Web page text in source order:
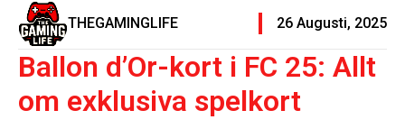
THEGAMINGLIFE 26 Augusti, 2025
Ballon d’Or-kort i FC 25: Allt
om exklusiva spelkort